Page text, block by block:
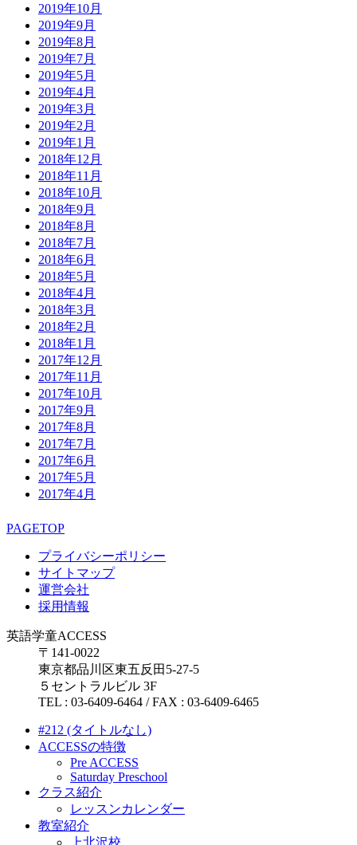
2019年10月
2019年9月
2019年8月
2019年7月
2019年5月
2019年4月
2019年3月
2019年2月
2019年1月
2018年12月
2018年11月
2018年10月
2018年9月
2018年8月
2018年7月
2018年6月
2018年5月
2018年4月
2018年3月
2018年2月
2018年1月
2017年12月
2017年11月
2017年10月
2017年9月
2017年8月
2017年7月
2017年6月
2017年5月
2017年4月
PAGETOP
プライバシーポリシー
サイトマップ
運営会社
採用情報
英語学童ACCESS
〒141-0022
東京都品川区東五反田5-27-5
５セントラルビル 3F
TEL : 03-6409-6464 / FAX : 03-6409-6465
#212 (タイトルなし)
ACCESSの特徴
Pre ACCESS
Saturday Preschool
クラス紹介
レッスンカレンダー
教室紹介
上北沢校